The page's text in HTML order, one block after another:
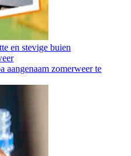
en stevige buien
aangenaam zomerweer te